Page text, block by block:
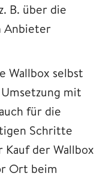
B. über die
Anbieter
Wallbox selbst
mit
für die
Schritte
der Wallbox
Ort beim